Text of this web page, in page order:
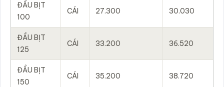
ĐẦU BỊT
100
CÁI 27.300 30.030
ĐẦU BỊT
125
CÁI 33.200 36.520
ĐẦU BỊT
150
CÁI 35.200 38.720